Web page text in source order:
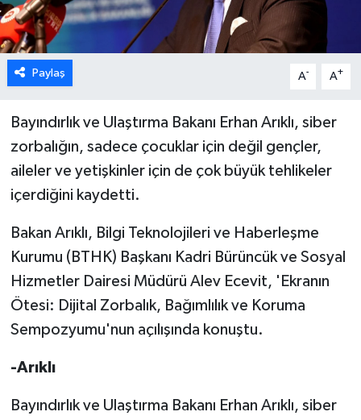
Paylaş A- A+
Bayındırlık ve Ulaştırma Bakanı Erhan Arıklı, siber
zorbalığın, sadece çocuklar için değil gençler,
aileler ve yetişkinler için de çok büyük tehlikeler
içerdiğini kaydetti.
Bakan Arıklı, Bilgi Teknolojileri ve Haberleşme
Kurumu (BTHK) Başkanı Kadri Bürüncük ve Sosyal
Hizmetler Dairesi Müdürü Alev Ecevit, 'Ekranın
Ötesi: Dijital Zorbalık, Bağımlılık ve Koruma
Sempozyumu'nun açılışında konuştu.
-Arıklı
Bayındırlık ve Ulaştırma Bakanı Erhan Arıklı, siber
İÇ HABERLER
KÜLTÜR SANAT
LEFKOŞA
MAGAZİN
Nöbetçi Eczaneler
ÖZEL HABER
SAĞLIK
SPOR